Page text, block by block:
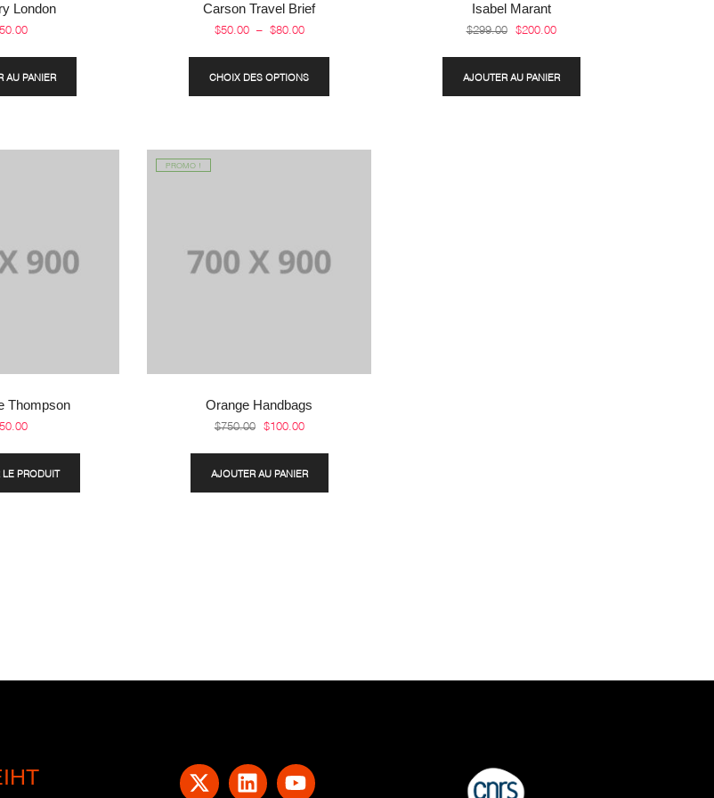
London
AU PANIER
Carson Travel Brief
$50.00 $80.00
CHOIX DES OPTIONS
Isabel Marant
$299.00 $200.00
AJOUTER AU PANIER
Thompson
LE PRODUIT
PROMO !
Orange Handbags
$750.00 $100.00
AJOUTER AU PANIER